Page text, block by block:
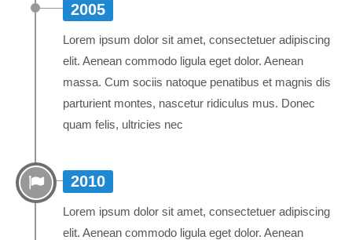
2005
Lorem ipsum dolor sit amet, consectetuer adipiscing
elit. Aenean commodo ligula eget dolor. Aenean
massa. Cum sociis natoque penatibus et magnis dis
parturient montes, nascetur ridiculus mus. Donec
quam felis, ultricies nec
2010
Lorem ipsum dolor sit amet, consectetuer adipiscing
elit. Aenean commodo ligula eget dolor. Aenean